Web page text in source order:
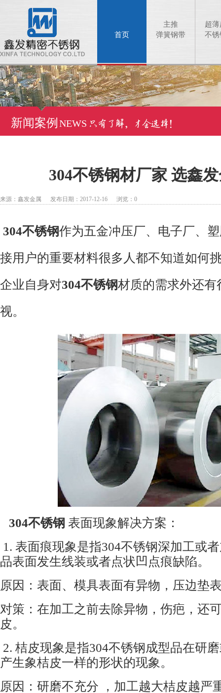
首页
主推
弹簧钢带
超
不锈
新闻案例 NEWS
304不锈钢材厂家 选鑫
来源：鑫发金属 发布日期：2017-12-16 浏览： 0
304不锈钢作为五金冲压厂、电子厂、
接用户的重要材料很多人都不知道如何
企业自身对304不锈钢材质的需求外还有
视。
304不锈钢 表面现象解决方案：
1. 表面痕现象是指304不锈钢深加工或
品表面发生线装或者点状凹点痕缺陷。
原因：表面、模具表面有异物，压边垫
对策：在加工之前去除异物，伤疤，还
皮。
2. 桔皮现象是指304不锈钢成型品在研
产生象桔皮一样的形状的现象。
原因：研磨不充分
，加工越大桔皮越严